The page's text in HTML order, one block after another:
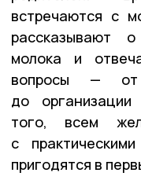
встречаются с
рассказывают
молока и
вопросы — от
до
того, всем
с
пригодятся в